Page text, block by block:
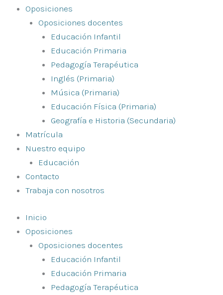
Oposiciones
Oposiciones docentes
Educación Infantil
Educación Primaria
Pedagogía Terapéutica
Inglés (Primaria)
Música (Primaria)
Educación Física (Primaria)
Geografía e Historia (Secundaria)
Matrícula
Nuestro equipo
Educación
Contacto
Trabaja con nosotros
Inicio
Oposiciones
Oposiciones docentes
Educación Infantil
Educación Primaria
Pedagogía Terapéutica